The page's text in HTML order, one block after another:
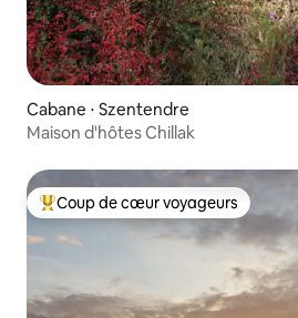
Cabane ⋅ Szentendre
Maison d'hôtes Chillak
Coups de cœur voyageurs les plus
Coup de cœur voyageurs